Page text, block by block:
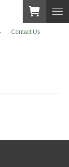
Contact Us